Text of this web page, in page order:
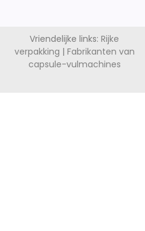
Vriendelijke links: Rijke
verpakking | Fabrikanten van
capsule-vulmachines